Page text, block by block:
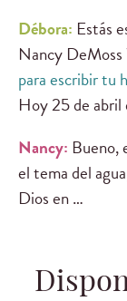
Débora: Estás
Nancy
para escribir tu
Hoy 25 de
Nancy: Bueno,
el tema del
Dios en …